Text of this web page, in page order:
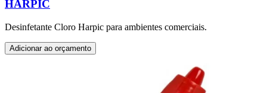
HARPIC
Desinfetante Cloro Harpic para ambientes comerciais.
Adicionar ao orçamento